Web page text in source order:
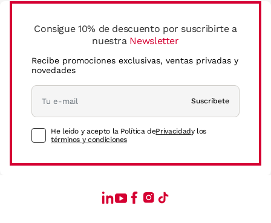
Consigue 10% de descuento por suscribirte a
nuestra Newsletter
Recibe promociones exclusivas, ventas privadas y
novedades
Suscríbete
He leído y acepto la Política dePrivacidady los
términos y condiciones